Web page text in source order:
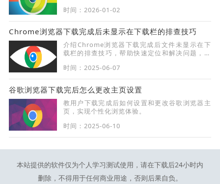
时间：2026-01-02
Chrome浏览器下载完成后未显示在下载栏的排查技巧
介绍Chrome浏览器下载完成后文件未显示在下
载栏的排查技巧，帮助快速定位和解决问题，保
时间：2025-06-07
谷歌浏览器下载完后怎么更改主页设置
教用户下载完成后如何设置和更改谷歌浏览器主
页，实现个性化浏览体验。
时间：2025-06-10
本站提供的软件仅为个人学习测试使用，请在下载后24小时内
删除，不得用于任何商业用途，否则后果自负。